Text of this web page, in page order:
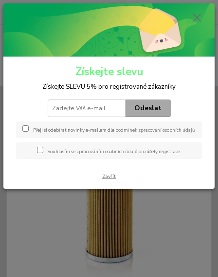
(Po-Pá, 6:30-15 hod.)
ks
0 Kč
H 824/2 x
Získejte slevu
Získejte SLEVU 5% pro registrované zákazníky
Odeslat
Přeji si odebírat novinky e-mailem dle podmínek zpracování osobních údajů.
Souhlasím se zpracováním osobních údajů pro účely registrace.
Zavřít